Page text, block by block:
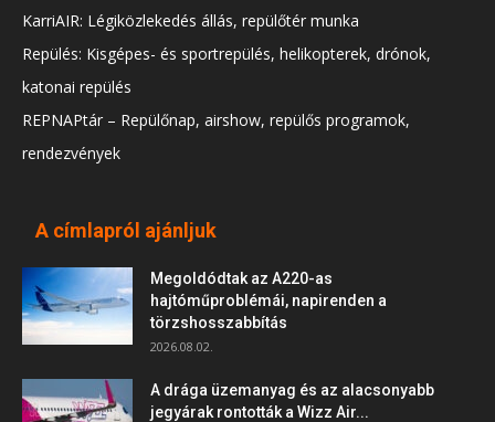
KarriAIR: Légiközlekedés állás, repülőtér munka
Repülés: Kisgépes- és sportrepülés, helikopterek, drónok,
katonai repülés
REPNAPtár – Repülőnap, airshow, repülős programok,
rendezvények
A címlapról ajánljuk
Megoldódtak az A220-as
hajtóműproblémái, napirenden a
törzshosszabbítás
2026.08.02.
A drága üzemanyag és az alacsonyabb
jegyárak rontották a Wizz Air...